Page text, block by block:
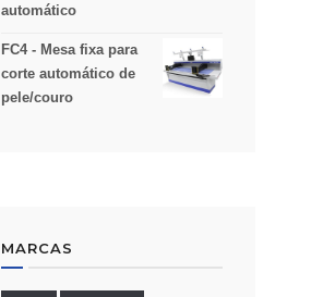
automático
FC4 - Mesa fixa para
corte automático de
pele/couro
MARCAS